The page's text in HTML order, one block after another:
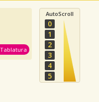
AutoScroll
0
1
2
3
4
5